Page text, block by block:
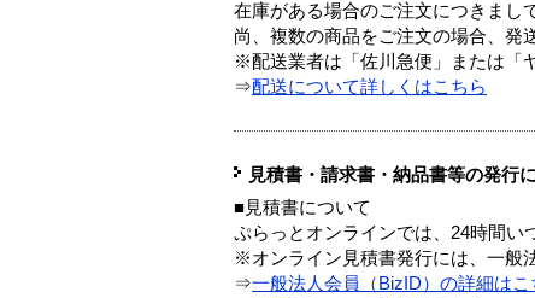
在庫がある場合のご注文につきまし
尚、複数の商品をご注文の場合、発
※配送業者は「佐川急便」または「
⇒配送について詳しくはこちら
見積書・請求書・納品書等の発行
■見積書について
ぷらっとオンラインでは、24時間い
※オンライン見積書発行には、一般
⇒一般法人会員（BizID）の詳細はこ